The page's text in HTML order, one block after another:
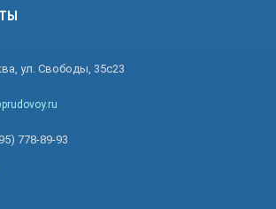
ул. Свободы, 35с23
778-89-93